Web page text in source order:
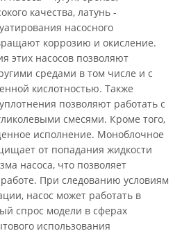
качества, латунь -
насосного
коррозию и окисление.
этих насосов позволяют
средами в том числе и с
кислотностью. Также
позволяют работать с
смесями. Кроме того,
исполнение. Моноблочное
от попадания жидкости
насоса, что позволяет
При следованию условиям
насос может работать в
спрос модели в сферах
использования